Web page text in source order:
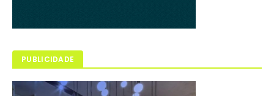
PUBLICIDADE